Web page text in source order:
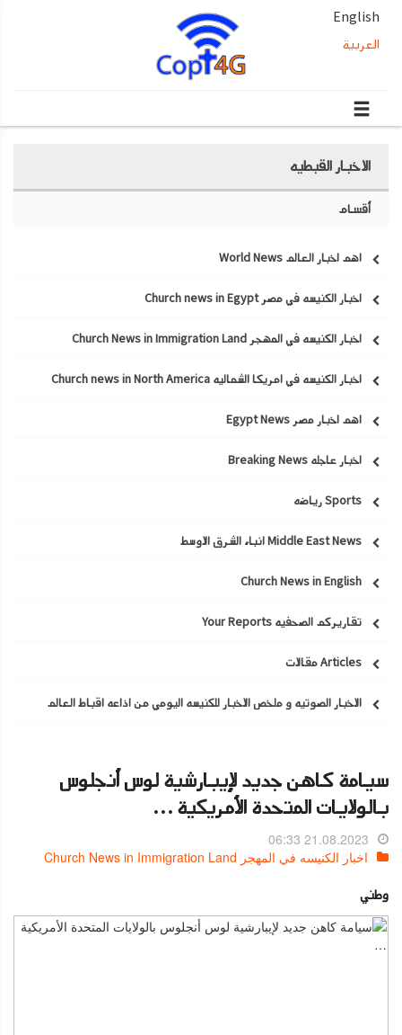
English
العربية
الاخبار القبطيه
أقسام
اهم اخبار العالم World News
اخبار الكنيسه في مصر Church news in Egypt
اخبار الكنيسه في المهجر Church News in Immigration Land
اخبار الكنيسه في امريكا الشماليه Church news in North America
اهم اخبار مصر Egypt News
اخبار عاجله Breaking News
Sports رياضه
Middle East News انباء الشرق الاوسط
Church News in English
تقاريركم الصحفيه Your Reports
Articles مقالات
الاخبار الصوتيه و ملخص الاخبار للكنيسه اليومي من اذاعه اقباط العالم
سيامة كاهن جديد لإيبارشية لوس أنجلوس
بالولايات المتحدة الأمريكية …
21.08.2023 06:33
اخبار الكنيسه في المهجر Church News in Immigration Land
وطني